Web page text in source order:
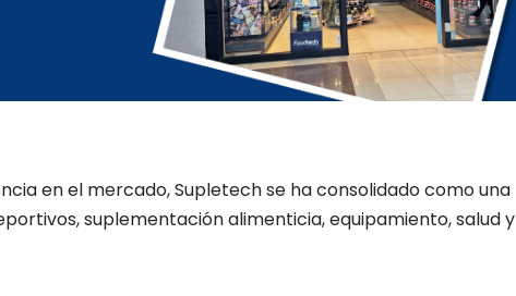
en el mercado, Supletech se ha consolidado como una
suplementación alimenticia, equipamiento, salud y